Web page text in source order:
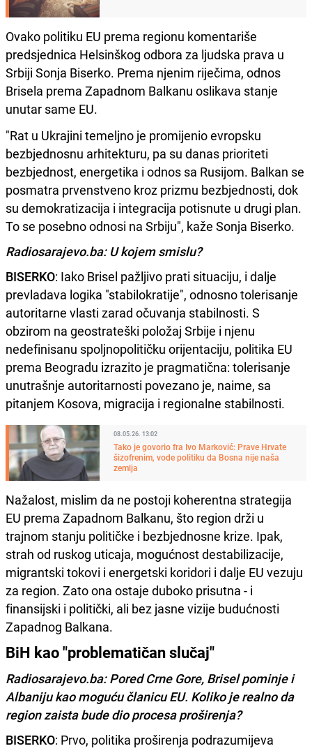
Ovako politiku EU prema regionu komentariše
predsjednica Helsinškog odbora za ljudska prava u
Srbiji Sonja Biserko. Prema njenim riječima, odnos
Brisela prema Zapadnom Balkanu oslikava stanje
unutar same EU.
"Rat u Ukrajini temeljno je promijenio evropsku
bezbjednosnu arhitekturu, pa su danas prioriteti
bezbjednost, energetika i odnos sa Rusijom. Balkan se
posmatra prvenstveno kroz prizmu bezbjednosti, dok
su demokratizacija i integracija potisnute u drugi plan.
To se posebno odnosi na Srbiju", kaže Sonja Biserko.
Radiosarajevo.ba: U kojem smislu?
BISERKO: Iako Brisel pažljivo prati situaciju, i dalje
prevladava logika "stabilokratije", odnosno tolerisanje
autoritarne vlasti zarad očuvanja stabilnosti. S
obzirom na geostrateški položaj Srbije i njenu
nedefinisanu spoljnopolitičku orijentaciju, politika EU
prema Beogradu izrazito je pragmatična: tolerisanje
unutrašnje autoritarnosti povezano je, naime, sa
pitanjem Kosova, migracija i regionalne stabilnosti.
08.05.26. 13:02
Tako je govorio fra Ivo Marković: Prave Hrvate
šizofrenim, vode politiku da Bosna nije naša
zemlja
Nažalost, mislim da ne postoji koherentna strategija
EU prema Zapadnom Balkanu, što region drži u
trajnom stanju političke i bezbjednosne krize. Ipak,
strah od ruskog uticaja, mogućnost destabilizacije,
migrantski tokovi i energetski koridori i dalje EU vezuju
za region. Zato ona ostaje duboko prisutna - i
finansijski i politički, ali bez jasne vizije budućnosti
Zapadnog Balkana.
BiH kao "problematičan slučaj"
Radiosarajevo.ba: Pored Crne Gore, Brisel pominje i
Albaniju kao moguću članicu EU. Koliko je realno da
region zaista bude dio procesa proširenja?
BISERKO: Prvo, politika proširenja podrazumijeva